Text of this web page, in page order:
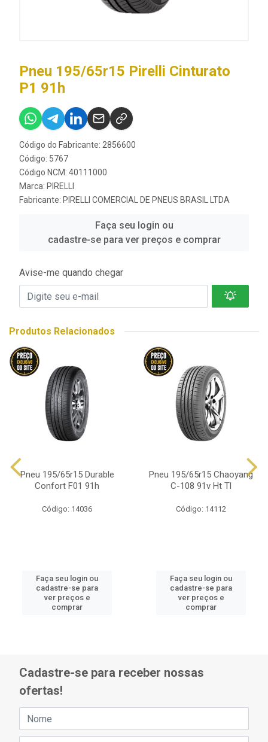
Pneu 195/65r15 Pirelli Cinturato
P1 91h
Código do Fabricante: 2856600
Código: 5767
Código NCM: 40111000
Marca: PIRELLI
Fabricante: PIRELLI COMERCIAL DE PNEUS BRASIL LTDA
Faça seu login ou
cadastre-se para ver preços e comprar
Avise-me quando chegar
Produtos Relacionados
Pneu 195/65r15 Durable
Confort F01 91h
Código: 14036
Faça seu login ou
cadastre-se para
ver preços e
comprar
Pneu 195/65r15 Chaoyang
C-108 91v Ht Tl
Código: 14112
Faça seu login ou
cadastre-se para
ver preços e
comprar
Cadastre-se para receber nossas
ofertas!